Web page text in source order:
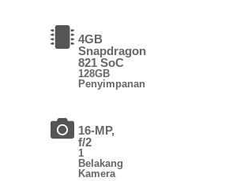
4GB
Snapdragon
821 SoC
128GB
Penyimpanan
16-MP,
f/2
1
Belakang
Kamera